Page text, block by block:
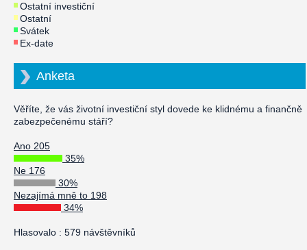
Ostatní investiční
Ostatní
Svátek
Ex-date
Anketa
Věříte, že vás životní investiční styl dovede ke klidnému a finančně
zabezpečenému stáří?
Ano 205
35%
Ne 176
30%
Nezajímá mně to 198
34%
Hlasovalo : 579 návštěvníků